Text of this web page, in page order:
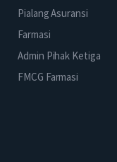
Pialang Asuransi
Farmasi
Admin Pihak Ketiga
FMCG Farmasi